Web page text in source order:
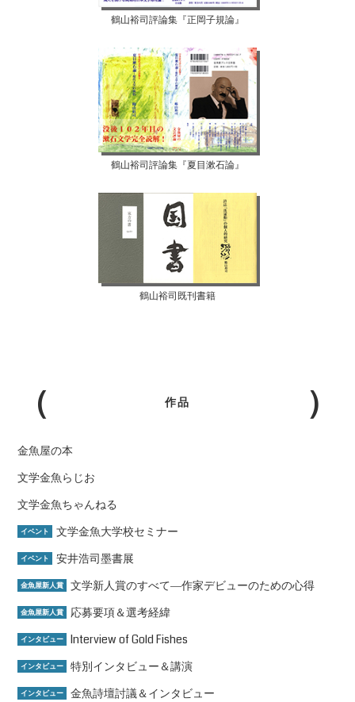
鶴山裕司評論集『正岡子規論』
鶴山裕司評論集『夏目漱石論』
鶴山裕司既刊書籍
作品
金魚屋の本
文学金魚らじお
文学金魚ちゃんねる
イベント 文学金魚大学校セミナー
イベント 安井浩司墨書展
金魚屋新人賞 文学新人賞のすべて―作家デビューのための心得
金魚屋新人賞 応募要項＆選考経緯
インタビュー Interview of Gold Fishes
インタビュー 特別インタビュー＆講演
インタビュー 金魚詩壇討議＆インタビュー